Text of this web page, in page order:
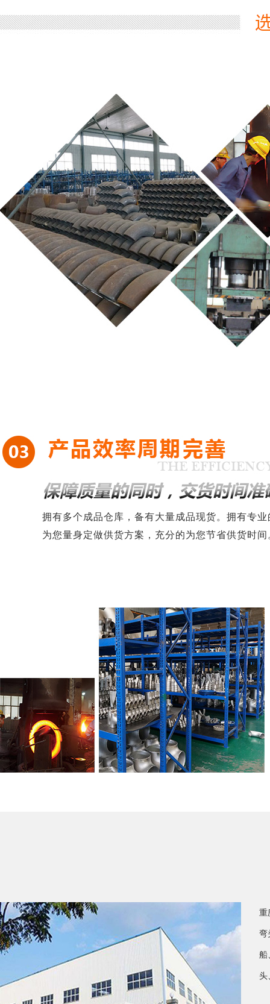
拥有多个成品仓库，备有大量成品现货。拥有专
为您量身定做供货方案，充分的为您节省供货时间
重
弯
船
头